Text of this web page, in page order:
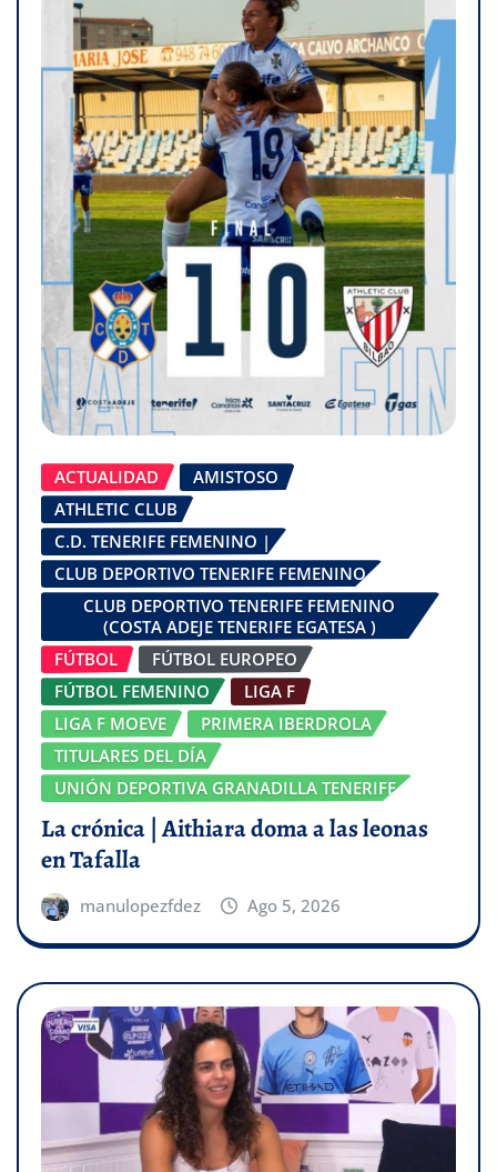
ACTUALIDAD
AMISTOSO
ATHLETIC CLUB
C.D. TENERIFE FEMENINO |
CLUB DEPORTIVO TENERIFE FEMENINO
CLUB DEPORTIVO TENERIFE FEMENINO
(COSTA ADEJE TENERIFE EGATESA )
FÚTBOL
FÚTBOL EUROPEO
FÚTBOL FEMENINO
LIGA F
LIGA F MOEVE
PRIMERA IBERDROLA
TITULARES DEL DÍA
UNIÓN DEPORTIVA GRANADILLA TENERIFE
La crónica | Aithiara doma a las leonas
en Tafalla
manulopezfdez Ago 5, 2026